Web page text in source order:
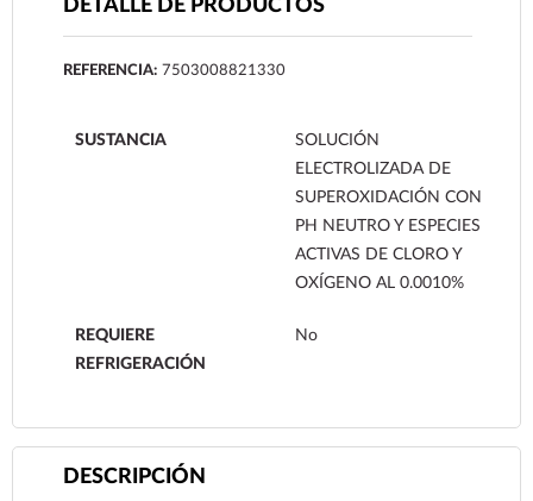
DETALLE DE PRODUCTOS
REFERENCIA: 7503008821330
SUSTANCIA
SOLUCIÓN
ELECTROLIZADA DE
SUPEROXIDACIÓN CON
PH NEUTRO Y ESPECIES
ACTIVAS DE CLORO Y
OXÍGENO AL 0.0010%
REQUIERE
REFRIGERACIÓN
No
DESCRIPCIÓN